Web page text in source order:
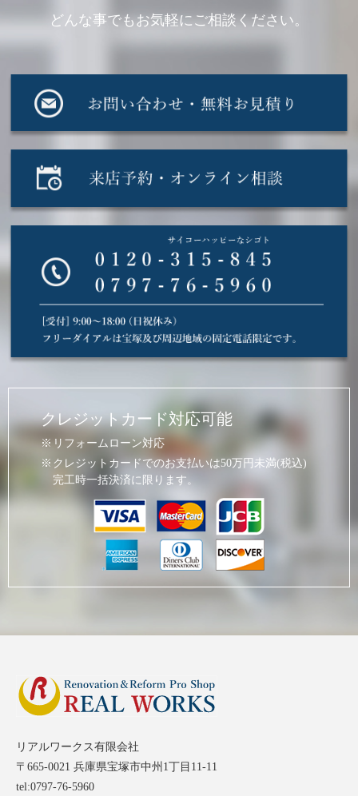
どんな事でもお気軽にご相談ください。
クレジットカード対応可能
リフォームローン対応
クレジットカードでのお支払いは50万円未満(税込)
完工時一括決済に限ります。
リアルワークス有限会社
〒665-0021 兵庫県宝塚市中州1丁目11-11
tel:0797-76-5960